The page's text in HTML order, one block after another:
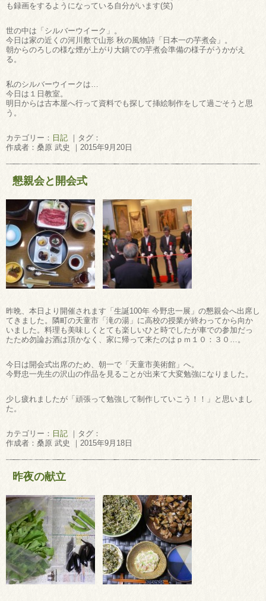
も録画をするようになっている自分がいます(笑)
世の中は「シルバーウイーク」。
今日は家の近くの河川敷で山形 秋の風物詩「日本一の芋煮会」。
朝からのろしの様な煙が上がり大鍋での芋煮会準備の様子がうかがえ
る。
私のシルバーウイークは…
今日は１日教室。
明日からは古本屋へ行って資料でも探して挿絵制作をして過ごそうと思
う。
カテゴリー： 日記 ｜タグ：
作成者：桑原 武史 ｜2015年9月20日
懇親会と開会式
昨晩、本日より開催されます「生誕100年 今野忠一展」の懇親会へ出席し
てきました。隣町の天童市「滝の湯」に高校の授業が終わってから向か
いました。料理も美味しくとても楽しいひと時でしたが車での参加だっ
たため勿論お酒は頂かなく、家に帰って来たのはｐｍ１０：３０…。
今日は開会式出席のため、朝一で「天童市美術館」へ。
今野忠一先生の沢山の作品を見ることが出来て大変勉強になりました。
少し疲れましたが「頑張って勉強して制作していこう！！」と思いまし
た。
カテゴリー： 日記 ｜タグ：
作成者：桑原 武史 ｜2015年9月18日
昨夜の献立